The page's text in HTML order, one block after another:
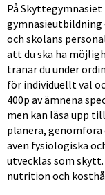
På
gymnasieutbildning
och skolans
att du ska ha
tränar du under
för individuellt val
400p av ämnena
men kan läsa upp
planera,
även fysiologiska
utvecklas som
nutrition och